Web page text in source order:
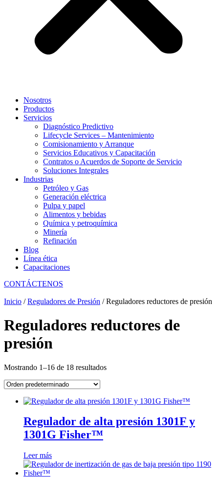
Nosotros
Productos
Servicios
Diagnóstico Predictivo
Lifecycle Services – Mantenimiento
Comisionamiento y Arranque
Servicios Educativos y Capacitación
Contratos o Acuerdos de Soporte de Servicio
Soluciones Integrales
Industrias
Petróleo y Gas
Generación eléctrica
Pulpa y papel
Alimentos y bebidas
Química y petroquímica
Minería
Refinación
Blog
Línea ética
Capacitaciones
CONTÁCTENOS
Inicio /Reguladores de Presión / Reguladores reductores de presión
Reguladores reductores de
presión
Mostrando 1–16 de 18 resultados
Regulador de alta presión 1301F y
1301G Fisher™
Leer más